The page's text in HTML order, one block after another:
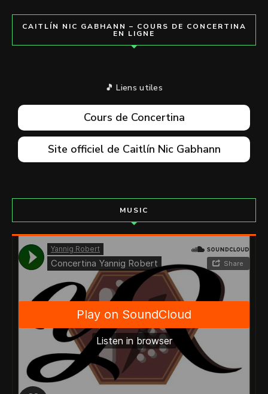
CAITLÍN NIC GABHANN – COURS DE CONCERTINA
EN LIGNE
🎵 Liens utiles
Cours de Concertina
Site officiel de Caitlín Nic Gabhann
MUSIC